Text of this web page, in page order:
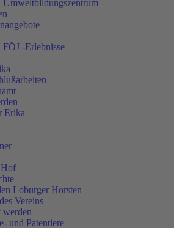
Umweltbildungszentrum
FÖJ -Erlebnisse
Erika
Hof
Loburger Horsten
Vereins
und Patentiere